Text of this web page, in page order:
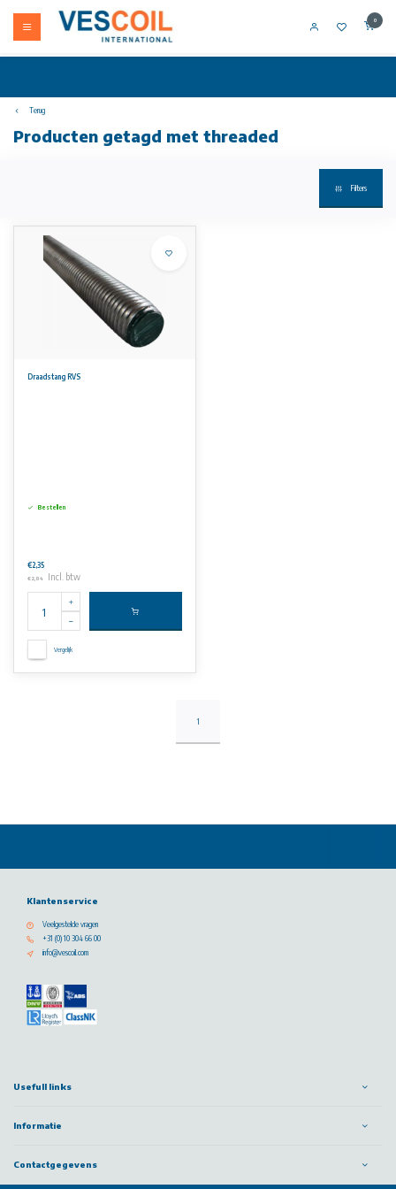
0
Terug
Producten getagd met threaded
Filters
Draadstang RVS
Bestellen
€2,35
€2,84 Incl. btw
Vergelijk
1
Klantenservice
Veelgestelde vragen
+31 (0) 10 304 66 00
info@vescoil.com
Usefull links
Informatie
Contactgegevens